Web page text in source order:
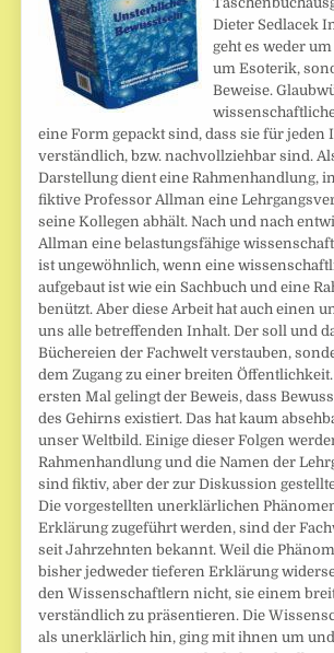
Dieter Sedlacek
geht es weder
um Esoterik,
Beweise.
eine Form gepackt sind, dass sie für jeden
verständlich, bzw. nachvollziehbar sind.
Darstellung dient eine Rahmenhandlung,
fiktive Professor Allman eine
seine Kollegen abhält. Nach und nach
Allman eine belastungsfähige
ist ungewöhnlich, wenn eine
aufgebaut ist wie ein Sachbuch und eine
benützt. Aber diese Arbeit hat auch einen
uns alle betreffenden Inhalt. Der soll und
Büchereien der Fachwelt verstauben,
dem Zugang zu einer breiten
ersten Mal gelingt der Beweis, dass
des Gehirns existiert. Das hat kaum
unser Weltbild. Einige dieser Folgen
Rahmenhandlung und die Namen der
sind fiktiv, aber der zur Diskussion
Die vorgestellten unerklärlichen
Erklärung zugeführt werden, sind der
seit Jahrzehnten bekannt. Weil die
bisher jedweder tieferen Erklärung
den Wissenschaftlern nicht, sie einem
verständlich zu präsentieren. Die
als unerklärlich hin, ging mit ihnen um